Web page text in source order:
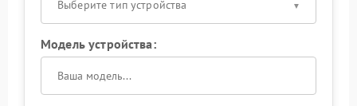
Выберите тип устройства
Модель устройства: